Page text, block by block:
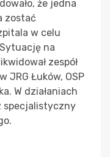
że jedna
zostać
w celu
na
zespół
JRG Łuków, OSP
W działaniach
specjalistyczny